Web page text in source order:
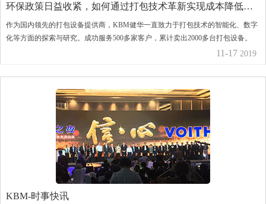
环保政策日益收紧，如何通过打包技术革新实现成本降低和
收纸行业大会发表演讲
作为国内领先的打包设备提供商，KBM健华一直致力于打包技术的智能化、数字
化等方面的探索与研究。成功服务500多家客户，累计卖出2000多台打包设备。
11-17 2019
KBM-时事快讯